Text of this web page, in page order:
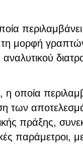
τη μορφή
οποία
των
πράξης,
παράμετροι,